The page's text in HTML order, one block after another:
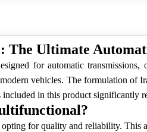
Ultimate
for automatic
vehicles. The formulation
in this product significantly
for quality and reliability. This